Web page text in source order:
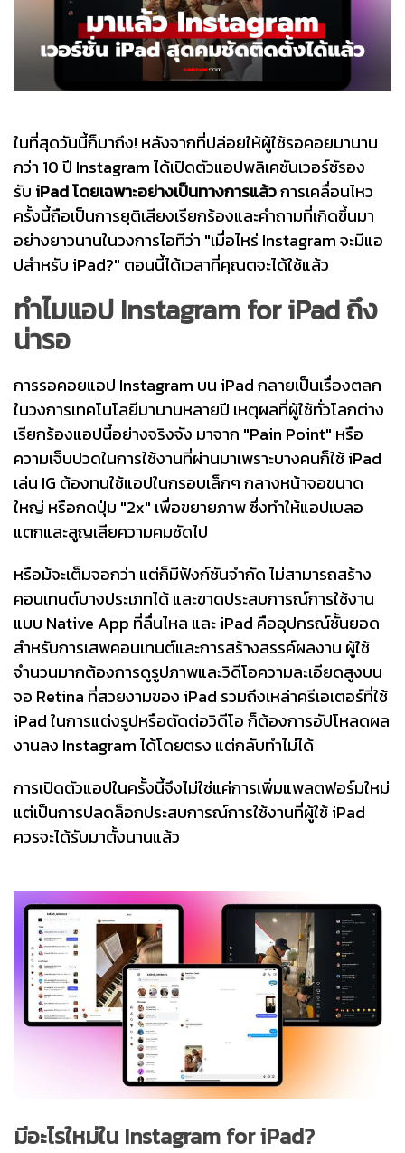
ในที่สุดวันนี้ก็มาถึง! หลังจากที่ปล่อยให้ผู้ใช้รอคอยมานาน
กว่า 10 ปี Instagram ได้เปิดตัวแอปพลิเคชันเวอร์ชัรอง
รับiPad โดยเฉพาะอย่างเป็นทางการแล้วการเคลื่อนไหว
ครั้งนี้ถือเป็นการยุติเสียงเรียกร้องและคำถามที่เกิดขึ้นมา
อย่างยาวนานในวงการไอทีว่า "เมื่อไหร่ Instagram จะมีแอ
ปสำหรับ iPad?" ตอนนี้ได้เวลาที่คุณตจะได้ใช้แล้ว
ทำไมแอป Instagram for iPad ถึง
น่ารอ
การรอคอยแอป Instagram บน iPad กลายเป็นเรื่องตลก
ในวงการเทคโนโลยีมานานหลายปี เหตุผลที่ผู้ใช้ทั่วโลกต่าง
เรียกร้องแอปนี้อย่างจริงจัง มาจาก "Pain Point" หรือ
ความเจ็บปวดในการใช้งานที่ผ่านมาเพราะบางคนก็ใช้ iPad
เล่น IG ต้องทนใช้แอปในกรอบเล็กๆ กลางหน้าจอขนาด
ใหญ่ หรือกดปุ่ม "2x" เพื่อขยายภาพ ซึ่งทำให้แอปเบลอ
แตกและสูญเสียความคมชัดไป
หรือม้จะเต็มจอกว่า แต่ก็มีฟังก์ชันจำกัด ไม่สามารถสร้าง
คอนเทนต์บางประเภทได้ และขาดประสบการณ์การใช้งาน
แบบ Native App ที่ลื่นไหล และ iPad คืออุปกรณ์ชั้นยอด
สำหรับการเสพคอนเทนต์และการสร้างสรรค์ผลงาน ผู้ใช้
จำนวนมากต้องการดูรูปภาพและวิดีโอความละเอียดสูงบน
จอ Retina ที่สวยงามของ iPad รวมถึงเหล่าครีเอเตอร์ที่ใช้
iPad ในการแต่งรูปหรือตัดต่อวิดีโอ ก็ต้องการอัปโหลดผล
งานลง Instagram ได้โดยตรง แต่กลับทำไม่ได้
การเปิดตัวแอปในครั้งนี้จึงไม่ใช่แค่การเพิ่มแพลตฟอร์มใหม่
แต่เป็นการปลดล็อกประสบการณ์การใช้งานที่ผู้ใช้ iPad
ควรจะได้รับมาตั้งนานแล้ว
มีอะไรใหม่ใน Instagram for iPad?